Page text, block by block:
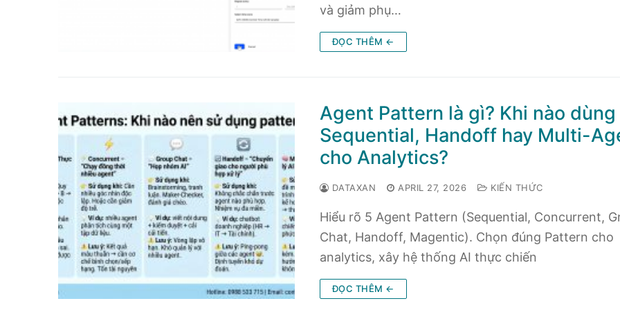
và giảm phụ…
ĐỌC THÊM ←
Agent Pattern là gì? Khi nào dùng
Sequential, Handoff hay Multi-
cho Analytics?
DATAXAN APRIL 27, 2026 KIẾN THỨC
Hiểu rõ 5 Agent Pattern (Sequential, Concurrent,
Chat, Handoff, Magentic). Chọn đúng Pattern cho
analytics, xây hệ thống AI thực chiến
ĐỌC THÊM ←